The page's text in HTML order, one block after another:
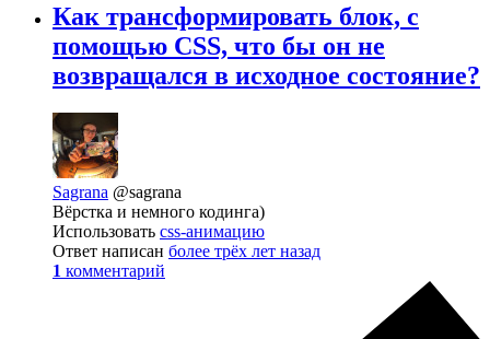
Как трансформировать блок, с
помощью CSS, что бы он не
возвращался в исходное состояние?
Sagrana @sagrana
Вёрстка и немного кодинга)
Использовать css-анимацию
Ответ написан более трёх лет назад
1 комментарий